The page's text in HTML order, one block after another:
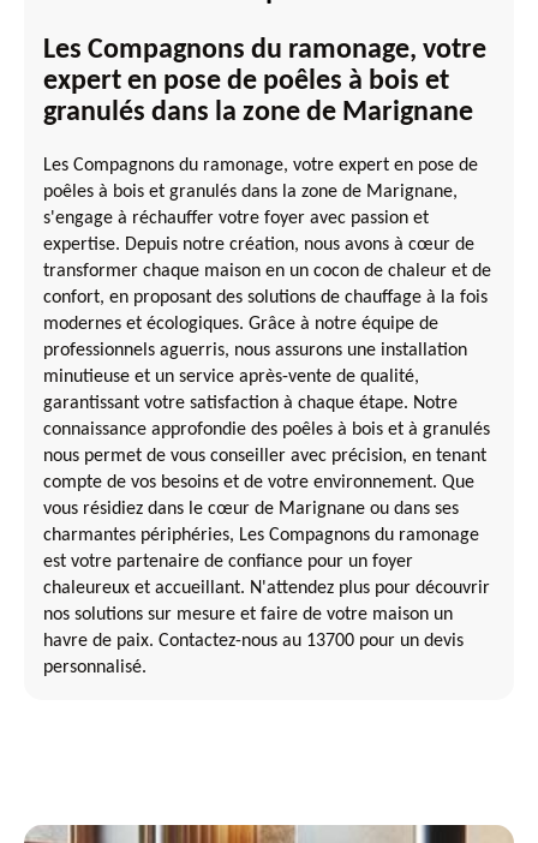
Les Compagnons du ramonage, votre
expert en pose de poêles à bois et
granulés dans la zone de Marignane
Les Compagnons du ramonage, votre expert en pose de
poêles à bois et granulés dans la zone de Marignane,
s'engage à réchauffer votre foyer avec passion et
expertise. Depuis notre création, nous avons à cœur de
transformer chaque maison en un cocon de chaleur et de
confort, en proposant des solutions de chauffage à la fois
modernes et écologiques. Grâce à notre équipe de
professionnels aguerris, nous assurons une installation
minutieuse et un service après-vente de qualité,
garantissant votre satisfaction à chaque étape. Notre
connaissance approfondie des poêles à bois et à granulés
nous permet de vous conseiller avec précision, en tenant
compte de vos besoins et de votre environnement. Que
vous résidiez dans le cœur de Marignane ou dans ses
charmantes périphéries, Les Compagnons du ramonage
est votre partenaire de confiance pour un foyer
chaleureux et accueillant. N'attendez plus pour découvrir
nos solutions sur mesure et faire de votre maison un
havre de paix. Contactez-nous au 13700 pour un devis
personnalisé.